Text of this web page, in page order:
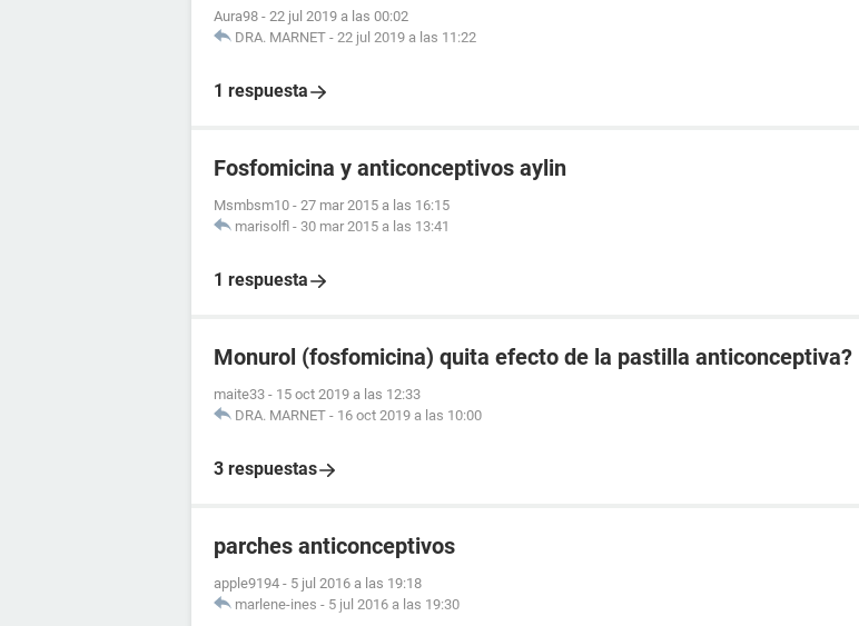
Aura98 - 22 jul 2019 a las 00:02
DRA. MARNET - 22 jul 2019 a las 11:22
1 respuesta
Fosfomicina y anticonceptivos aylin
Msmbsm10 - 27 mar 2015 a las 16:15
marisolfl - 30 mar 2015 a las 13:41
1 respuesta
Monurol (fosfomicina) quita efecto de la pastilla anticonceptiva?
maite33 - 15 oct 2019 a las 12:33
DRA. MARNET - 16 oct 2019 a las 10:00
3 respuestas
parches anticonceptivos
apple9194 - 5 jul 2016 a las 19:18
marlene-ines - 5 jul 2016 a las 19:30